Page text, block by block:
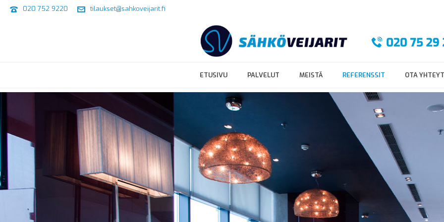
020 752 9220 tilaukset@sahkoveijarit.fi
ETUSIVU PALVELUT MEISTÄ REFERENSSIT OTA